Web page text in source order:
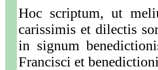
Hoc scriptum, ut
carissimis et dilectis
in signum
Francisci et